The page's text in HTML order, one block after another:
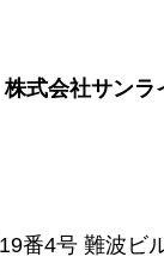
株式会社サンラ
番4号 難波ビ